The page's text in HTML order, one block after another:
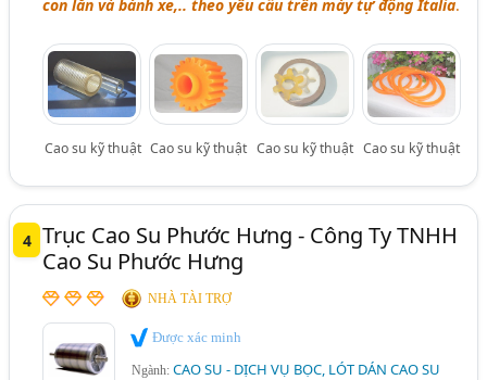
con lăn và bánh xe,.. theo yêu cầu trên máy tự động Italia.
Cao su kỹ thuật Cao su kỹ thuật Cao su kỹ thuật Cao su kỹ thuật
4 Trục Cao Su Phước Hưng - Công Ty TNHH
Cao Su Phước Hưng
NHÀ TÀI TRỢ
Được xác minh
Ngành:CAO SU - DỊCH VỤ BỌC, LÓT DÁN CAO SU